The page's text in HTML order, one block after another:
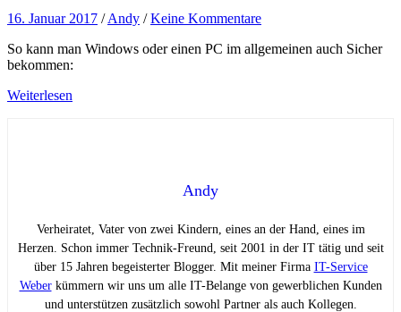
16. Januar 2017 /Andy /Keine Kommentare
So kann man Windows oder einen PC im allgemeinen auch Sicher
bekommen:
Weiterlesen
Andy
Verheiratet, Vater von zwei Kindern, eines an der Hand, eines im
Herzen. Schon immer Technik-Freund, seit 2001 in der IT tätig und seit
über 15 Jahren begeisterter Blogger. Mit meiner Firma IT-Service
Weberkümmern wir uns um alle IT-Belange von gewerblichen Kunden
und unterstützen zusätzlich sowohl Partner als auch Kollegen.